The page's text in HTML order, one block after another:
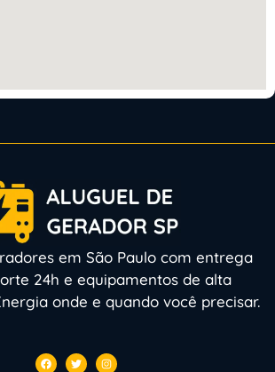
em São Paulo com entrega
24h e equipamentos de alta
onde e quando você precisar.